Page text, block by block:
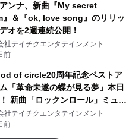
ンナ、新曲『My secret
』＆『ok, love song』のリリッ
オを2週連続公開！
社テイチクエンタテインメント
前
of circle20周年記念ベストア
「革命未遂の蝶が見る夢」本日
新曲「ロックンロール」ミュー
ビデオ公開
社テイチクエンタテインメント
前